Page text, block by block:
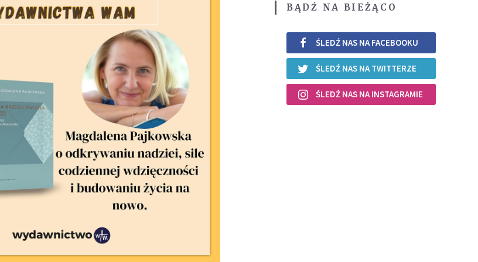
BĄDŹ NA BIEŻĄCO
ŚLEDŹ NAS NA FACEBOOKU
ŚLEDŹ NAS NA TWITTERZE
ŚLEDŹ NAS NA INSTAGRAMIE